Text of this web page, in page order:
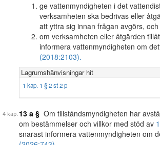
ge vattenmyndigheten i det
verksamheten ska bedrivas eller
att yttra sig innan frågan avgörs, och
om verksamheten eller åtgärden
informera vattenmyndigheten om
(2018:2103).
Lagrumshänvisningar hit
1 kap. 1 § 2 st 2 p
13 a § Om tillståndsmyndigheten har
om bestämmelser och villkor med stöd av
snarast informera vattenmyndigheten om